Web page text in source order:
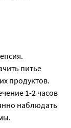
питье
продуктов.
1-2 часов
наблюдать